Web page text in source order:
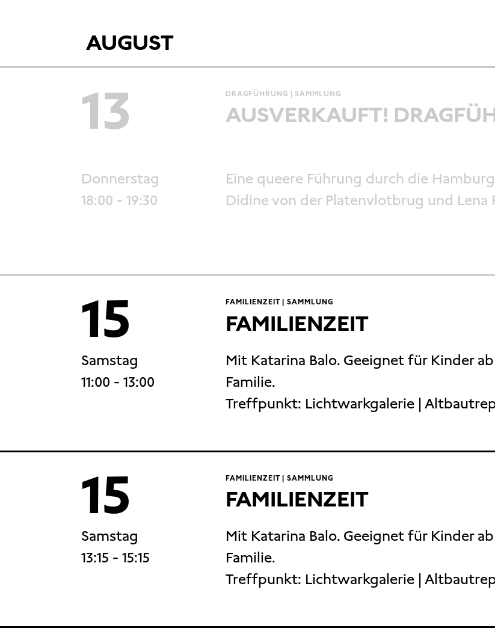
AUGUST
13
Donnerstag
18:00 - 19:30
DRAGFÜHRUNG | SAMMLUNG
AUSVERKAUFT!
Eine queere Führung durch die
Didine von der Platenvlotbrug und Lena
15
Samstag
11:00 - 13:00
FAMILIENZEIT | SAMMLUNG
FAMILIENZEIT
Mit Katarina Balo. Geeignet für Kinder
Familie.
Treffpunkt: Lichtwarkgalerie |
15
Samstag
13:15 - 15:15
FAMILIENZEIT | SAMMLUNG
FAMILIENZEIT
Mit Katarina Balo. Geeignet für Kinder
Familie.
Treffpunkt: Lichtwarkgalerie |